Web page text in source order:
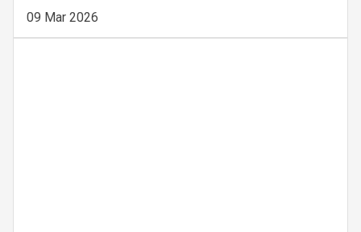
09 Mar 2026